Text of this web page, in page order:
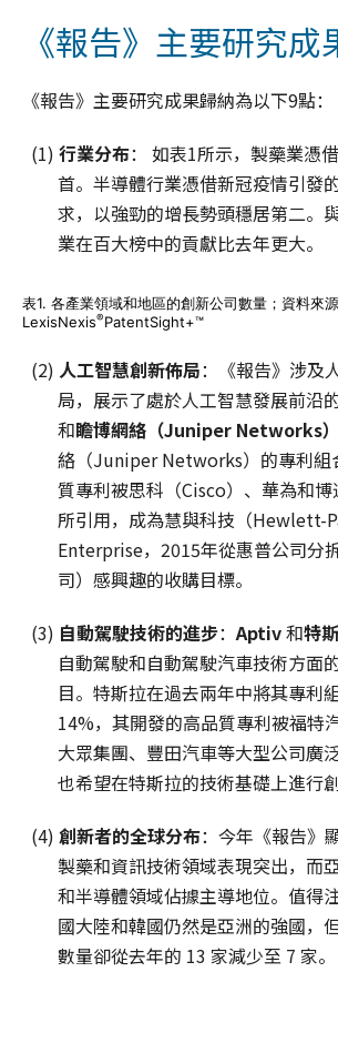
《報告》主要研究成
《報告》主要研究成果歸納為以下9點：
(1) 行業分布： 如表1所示，製藥業憑
首。半導體行業憑借新冠疫情引發
求，以強勁的增長勢頭穩居第二。
業在百大榜中的貢獻比去年更大。
表1. 各產業領域和地區的創新公司數量；資料來源
LexisNexis®PatentSight+™
(2) 人工智慧創新佈局：《報告》涉及
局，展示了處於人工智慧發展前沿
和瞻博網絡（Juniper Networks）
絡（Juniper Networks）的專利組
質專利被思科（Cisco）、華為和博
所引用，成為慧與科技（Hewlett-
Enterprise，2015年從惠普公司分
司）感興趣的收購目標。
(3) 自動駕駛技術的進步：Aptiv和特
自動駕駛和自動駕駛汽車技術方面
目。特斯拉在過去兩年中將其專利
14%，其開發的高品質專利被福特
大眾集團、豐田汽車等大型公司廣
也希望在特斯拉的技術基礎上進行創
(4) 創新者的全球分布：今年《報告》
製藥和資訊技術領域表現突出，而
和半導體領域佔據主導地位。值得
國大陸和韓國仍然是亞洲的強國，
數量卻從去年的 13 家減少至 7 家。